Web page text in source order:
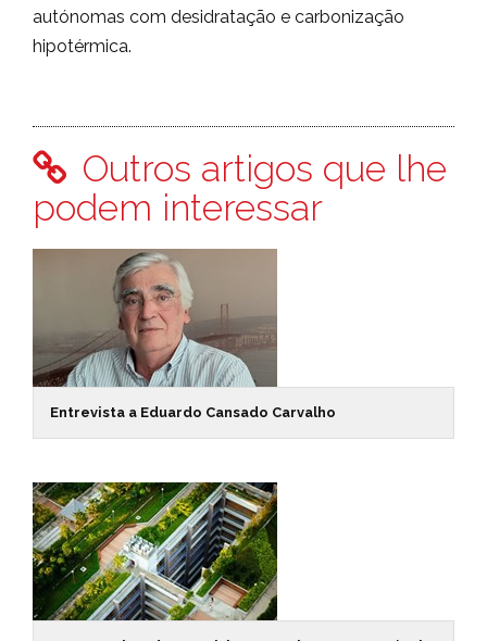
autónomas com desidratação e carbonização
hipotérmica.
Outros artigos que lhe
podem interessar
Entrevista a Eduardo Cansado Carvalho